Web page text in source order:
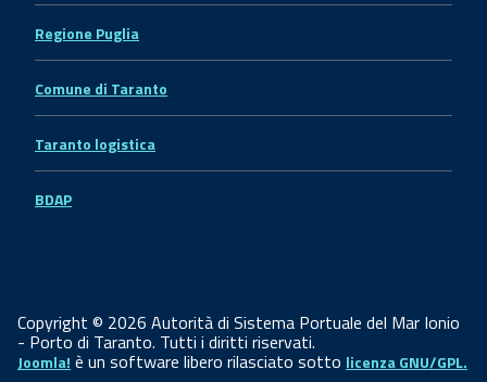
Regione Puglia
Comune di Taranto
Taranto logistica
BDAP
Copyright © 2026 Autorità di Sistema Portuale del Mar Ionio
- Porto di Taranto. Tutti i diritti riservati.
Joomla! è un software libero rilasciato sotto licenza GNU/GPL.